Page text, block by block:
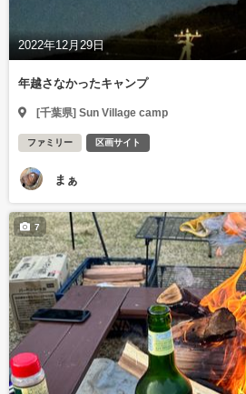
2022年12月29日
年越さなかったキャンプ
[千葉県] Sun Village camp
ファミリー 区画サイト
まぁ
7